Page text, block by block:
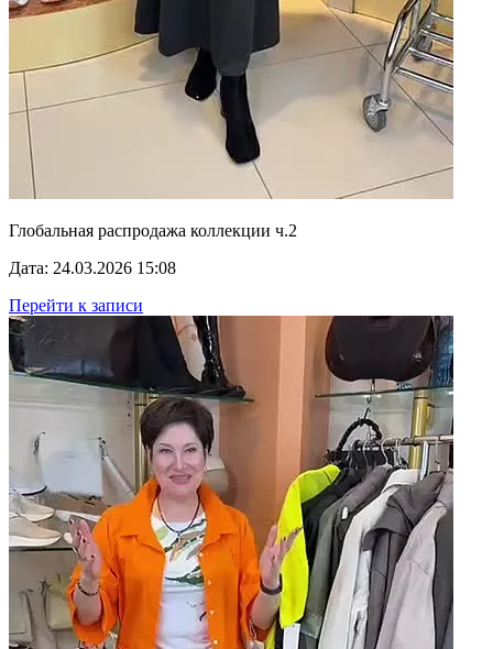
Глобальная распродажа коллекции ч.2
Дата: 24.03.2026 15:08
Перейти к записи